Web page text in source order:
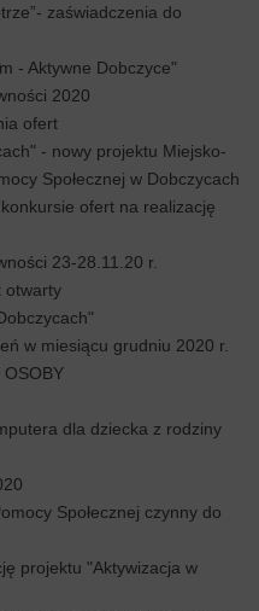
zaświadczenia do
- Aktywne Dobczyce"
2020
ofert
- nowy projektu Miejsko-
Społecznej w Dobczycach
ofert na realizację
23-28.11.20 r.
otwarty
w miesiącu grudniu 2020 r.
OSOBY
dla dziecka z rodziny
Społecznej czynny do
projektu "Aktywizacja w